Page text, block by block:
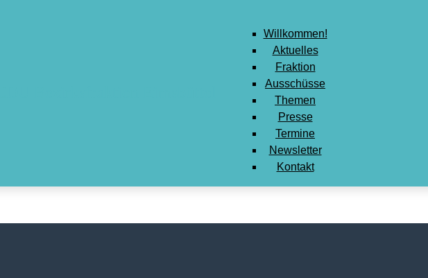
Willkommen!
Aktuelles
Fraktion
Ausschüsse
Themen
Presse
Termine
Newsletter
Kontakt